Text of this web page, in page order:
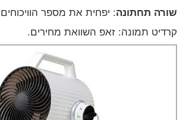
שורה תחתונה: יפחית את מספר
קרדיט תמונה: זאפ השוואת מחירים.